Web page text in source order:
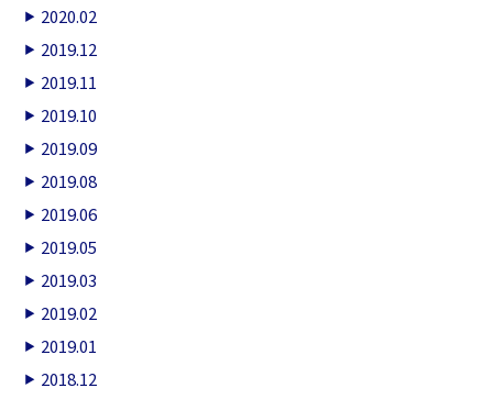
2020.02
2019.12
2019.11
2019.10
2019.09
2019.08
2019.06
2019.05
2019.03
2019.02
2019.01
2018.12